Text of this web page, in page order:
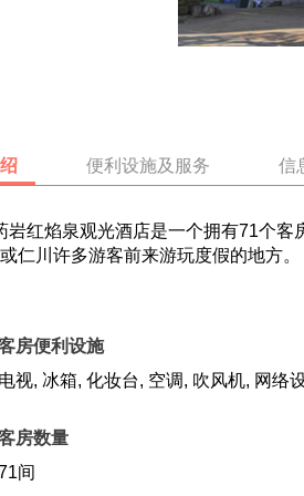
便利设施及服务 信
红焰泉观光酒店是一个拥有71个客
仁川许多游客前来游玩度假的地方。
房便利设施
电视, 冰箱, 化妆台, 空调, 吹风机, 网络
房数量
间